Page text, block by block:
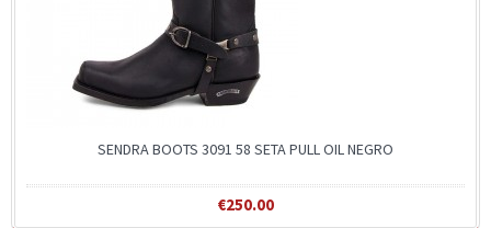
SENDRA BOOTS 3091 58 SETA PULL OIL NEGRO
€250.00